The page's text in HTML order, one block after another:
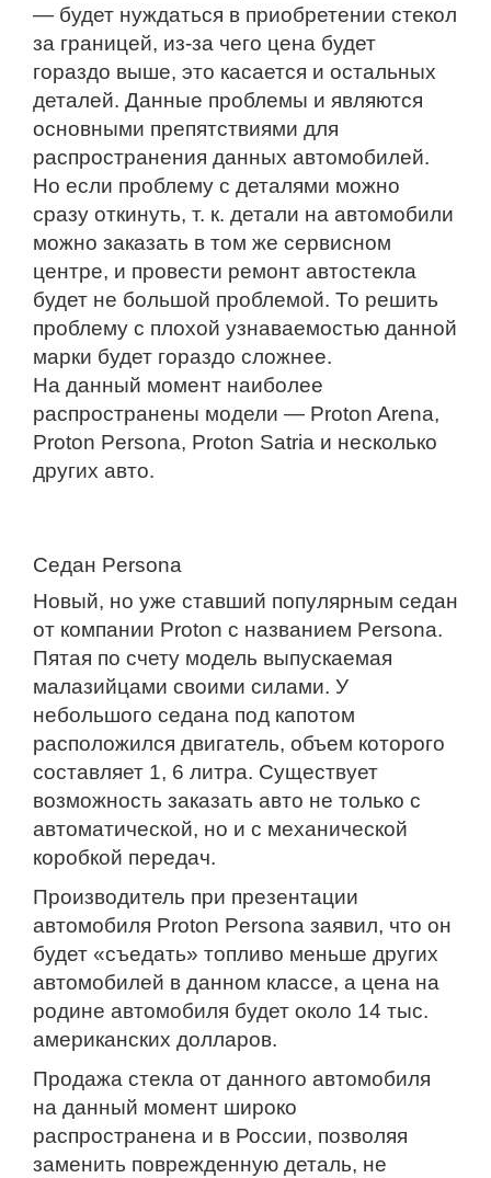
— будет нуждаться в приобретении стекол
за границей, из-за чего цена будет
гораздо выше, это касается и остальных
деталей. Данные проблемы и являются
основными препятствиями для
распространения данных автомобилей.
Но если проблему с деталями можно
сразу откинуть, т. к. детали на автомобили
можно заказать в том же сервисном
центре, и провести ремонт автостекла
будет не большой проблемой. То решить
проблему с плохой узнаваемостью данной
марки будет гораздо сложнее.
На данный момент наиболее
распространены модели — Proton Arena,
Proton Persona, Proton Satria и несколько
других авто.
Седан Persona
Новый, но уже ставший популярным седан
от компании Proton с названием Persona.
Пятая по счету модель выпускаемая
малазийцами своими силами. У
небольшого седана под капотом
расположился двигатель, объем которого
составляет 1, 6 литра. Существует
возможность заказать авто не только с
автоматической, но и с механической
коробкой передач.
Производитель при презентации
автомобиля Proton Persona заявил, что он
будет «съедать» топливо меньше других
автомобилей в данном классе, а цена на
родине автомобиля будет около 14 тыс.
американских долларов.
Продажа стекла от данного автомобиля
на данный момент широко
распространена и в России, позволяя
заменить поврежденную деталь, не